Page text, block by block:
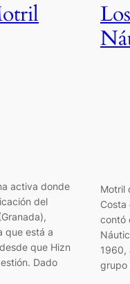
activa donde
del
que está a
que Hizn
Dado
Motril
Costa
contó
1960,
grupo